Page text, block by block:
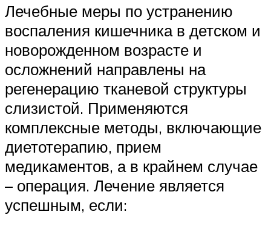
Лечебные меры по устранению
воспаления кишечника в детском и
новорожденном возрасте и
осложнений направлены на
регенерацию тканевой структуры
слизистой. Применяются
комплексные методы, включающие
диетотерапию, прием
медикаментов, а в крайнем случае
– операция. Лечение является
успешным, если: